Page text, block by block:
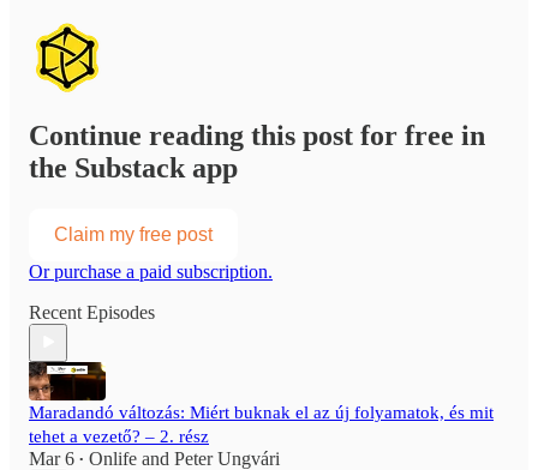
Continue reading this post for free in
the Substack app
Claim my free post
Or purchase a paid subscription.
Recent Episodes
Maradandó változás: Miért buknak el az új folyamatok, és mit
tehet a vezető? – 2. rész
Mar 6 • Onlife and Peter Ungvári